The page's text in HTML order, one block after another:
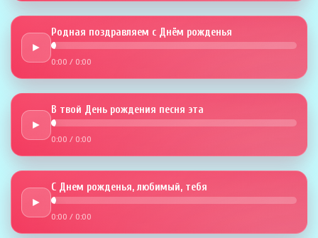
►
Родная поздравляем с Днём рожденья
0:00 / 0:00
►
В твой День рождения песня эта
0:00 / 0:00
►
С Днем рожденья, любимый, тебя
0:00 / 0:00